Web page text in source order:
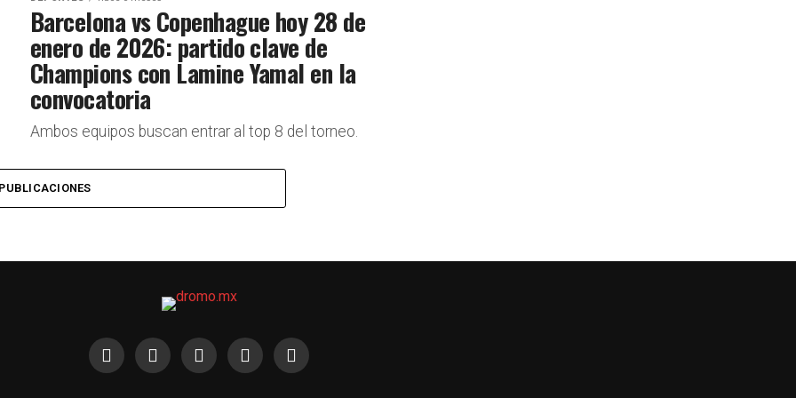
Barcelona vs Copenhague hoy 28 de
enero de 2026: partido clave de
Champions con Lamine Yamal en la
convocatoria
Ambos equipos buscan entrar al top 8 del torneo.